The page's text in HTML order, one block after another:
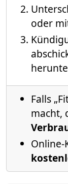
oder
Falls
macht,